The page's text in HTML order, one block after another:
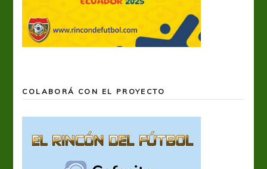
COLABORÁ CON EL PROYECTO